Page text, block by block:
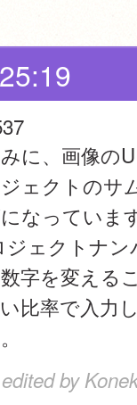
に、画像の
ェクトのサ
なっていま
ジェクトナン
字を変える
比率で入力
by